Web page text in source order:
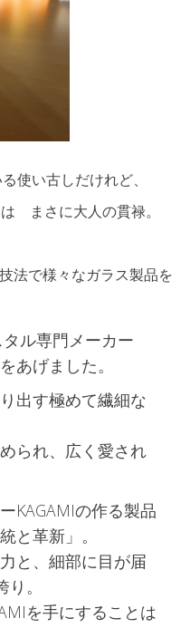
使い古しだけれど、
まさに大人の貫禄。
法で様々なガラス製品を
ル専門メーカー
あげました。
出す極めて繊細な
られ、広く愛され
KAGAMIの作る製品
と革新」。
と、細部に目が届
。
を手にすることは